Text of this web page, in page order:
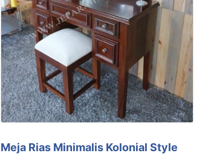
Meja Rias Minimalis Kolonial Style